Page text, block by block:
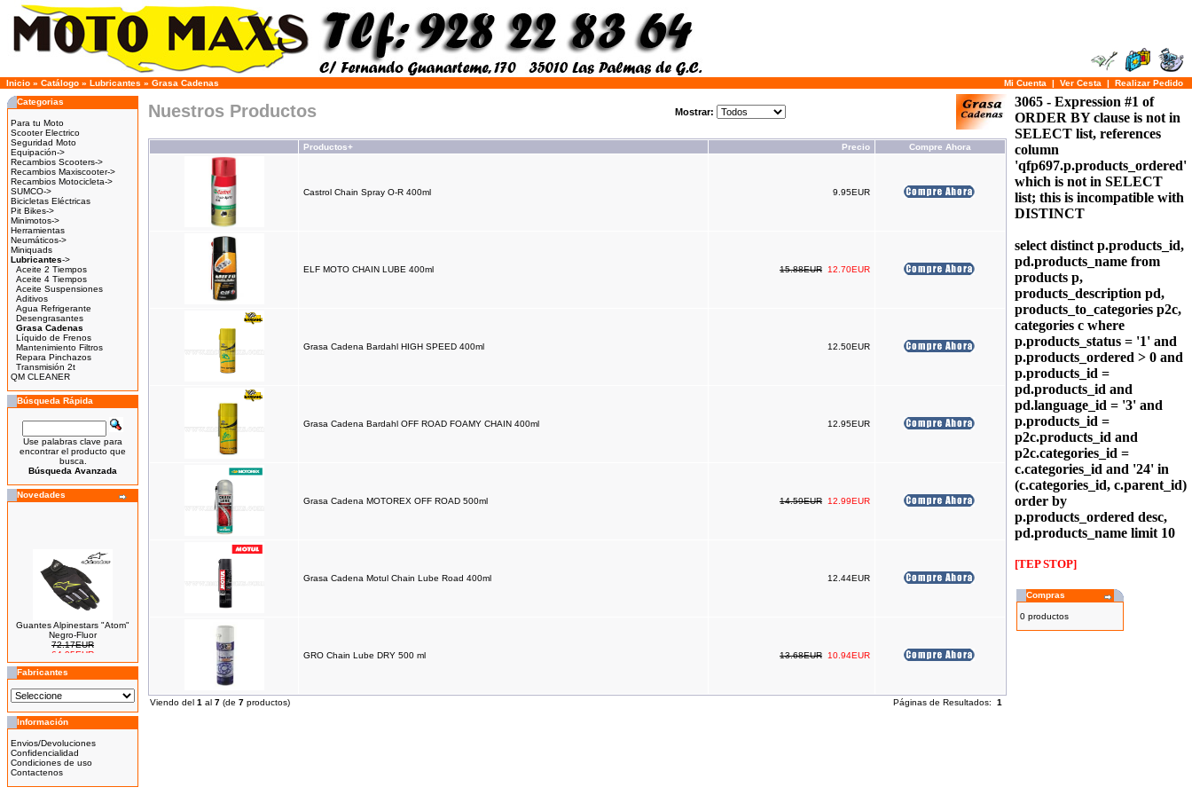
Inicio » Catálogo » Lubricantes » Grasa Cadenas Mi Cuenta | Ver Cesta | Realizar Pedido
Categorias
Para tu Moto
Scooter Electrico
Seguridad Moto
Equipación->
Recambios Scooters->
Recambios Maxiscooter->
Recambios Motocicleta->
SUMCO->
Bicicletas Eléctricas
Pit Bikes->
Minimotos->
Herramientas
Neumáticos->
Miniquads
Lubricantes->
Aceite 2 Tiempos
Aceite 4 Tiempos
Aceite Suspensiones
Aditivos
Agua Refrigerante
Desengrasantes
Grasa Cadenas
Líquido de Frenos
Mantenimiento Filtros
Repara Pinchazos
Transmisión 2t
QM CLEANER
Búsqueda Rápida
Use palabras clave para
encontrar el producto que
busca.
Búsqueda Avanzada
Novedades
Guantes Alpinestars "Atom"
Negro-Fluor
72.17EUR
64.95EUR
Bicicleta Eléctrica Niño 100w
14''
425.00EUR
Fabricantes
Información
Envios/Devoluciones
Confidencialidad
Condiciones de uso
Contactenos
Nuestros Productos Mostrar:
Productos+ Precio Compre Ahora
Castrol Chain Spray O-R 400ml 9.95EUR
ELF MOTO CHAIN LUBE 400ml 15.88EUR 12.70EUR
Grasa Cadena Bardahl HIGH SPEED 400ml 12.50EUR
Grasa Cadena Bardahl OFF ROAD FOAMY CHAIN 400ml 12.95EUR
Grasa Cadena MOTOREX OFF ROAD 500ml 14.59EUR 12.99EUR
Grasa Cadena Motul Chain Lube Road 400ml 12.44EUR
GRO Chain Lube DRY 500 ml 13.68EUR 10.94EUR
Viendo del 1 al 7 (de 7 productos) Páginas de Resultados: 1
3065 - Expression #1 of
ORDER BY clause is not in
SELECT list, references
column
'qfp697.p.products_ordered'
which is not in SELECT
list; this is incompatible with
DISTINCT
select distinct p.products_id,
pd.products_name from
products p,
products_description pd,
products_to_categories p2c,
categories c where
p.products_status = '1' and
p.products_ordered > 0 and
p.products_id =
pd.products_id and
pd.language_id = '3' and
p.products_id =
p2c.products_id and
p2c.categories_id =
c.categories_id and '24' in
(c.categories_id, c.parent_id)
order by
p.products_ordered desc,
pd.products_name limit 10
[TEP STOP]
Compras
0 productos